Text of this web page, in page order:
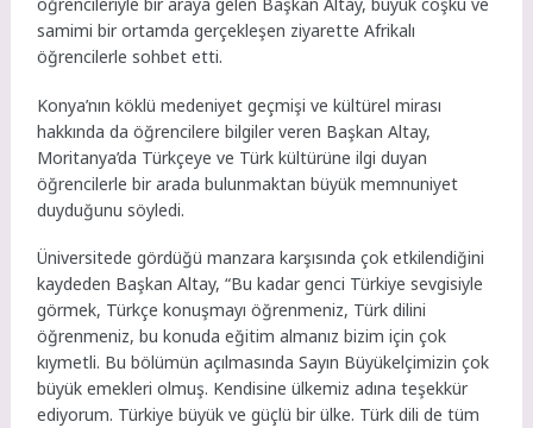
samimi bir ortamda gerçekleşen ziyarette Afrikalı
öğrencilerle sohbet etti.
Konya’nın köklü medeniyet geçmişi ve kültürel mirası
hakkında da öğrencilere bilgiler veren Başkan Altay,
Moritanya’da Türkçeye ve Türk kültürüne ilgi duyan
öğrencilerle bir arada bulunmaktan büyük memnuniyet
duyduğunu söyledi.
Üniversitede gördüğü manzara karşısında çok etkilendiğini
kaydeden Başkan Altay, “Bu kadar genci Türkiye sevgisiyle
görmek, Türkçe konuşmayı öğrenmeniz, Türk dilini
öğrenmeniz, bu konuda eğitim almanız bizim için çok
kıymetli. Bu bölümün açılmasında Sayın Büyükelçimizin çok
büyük emekleri olmuş. Kendisine ülkemiz adına teşekkür
ediyorum. Türkiye büyük ve güçlü bir ülke. Türk dili de tüm